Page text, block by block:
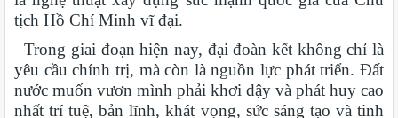
tịch Hồ Chí Minh vĩ đại.
Trong giai đoạn hiện nay, đại đoàn kết không chỉ là
yêu cầu chính trị, mà còn là nguồn lực phát triển. Đất
nước muốn vươn mình phải khơi dậy và phát huy cao
nhất trí tuệ, bản lĩnh, khát vọng, sức sáng tạo và tinh